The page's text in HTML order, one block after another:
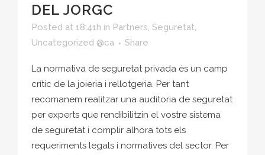
DEL JORGC
Posted at 18:41h in Partners, Seguretat,
Uncategorized @ca
Share
La normativa de seguretat privada és un camp
crític de la joieria i rellotgeria. Per tant
recomanem realitzar una auditoria de seguretat
per experts que rendibilitzin el vostre sistema
de seguretat i complir alhora tots els
requeriments legals i normatives del sector. Per